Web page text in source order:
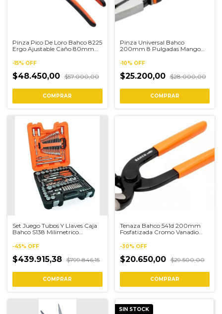
Pinza Pico De Loro Bahco 8225
Ergo Ajustable Caño 80mm
-15% OFF
$48.450,00 $57.000,00
Pinza Universal Bahco
200mm 8 Pulgadas Mango
-10% OFF
$25.200,00 $28.000,00
Set Juego Tubos Y Llaves Caja
Bahco S138 Milimetrico
-45% OFF
$439.915,38 $799.846,15
Tenaza Bahco 541d 200mm
Fosfatizada Cromo Vanadio
-30% OFF
$20.650,00 $29.500,00
SIN STOCK